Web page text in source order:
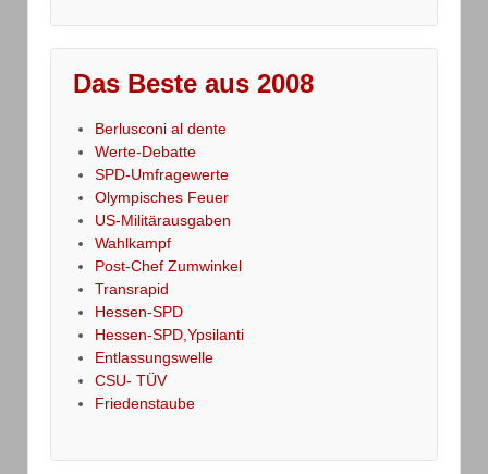
Das Beste aus 2008
Berlusconi al dente
Werte-Debatte
SPD-Umfragewerte
Olympisches Feuer
US-Militärausgaben
Wahlkampf
Post-Chef Zumwinkel
Transrapid
Hessen-SPD
Hessen-SPD,Ypsilanti
Entlassungswelle
CSU- TÜV
Friedenstaube